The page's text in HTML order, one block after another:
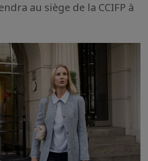
au siège de la CCIFP à